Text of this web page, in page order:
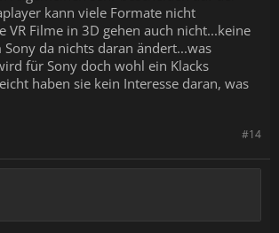
kann viele Formate nicht
VR Filme in 3D gehen auch nicht...keine
da nichts daran ändert...was
für Sony doch wohl ein Klacks
haben sie kein Interesse daran, was
#14